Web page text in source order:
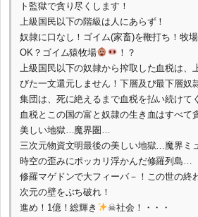
ト監獄で貪り尽くします！
上級国民以下の階級は人にあらず！
奴隷に口なし！ゴイム(家畜)を鞭打ち！牧
OK？ゴイム猿牧場
！？
上級国民以下の奴隷から搾取した血税は、
びた一文還元しません！下層及び最下層奴
集団は、死に絶えるまで血税を払い続けて
血税とこの国の富と奴隷の生き血はすべて
美しい地獄…魔界圏…
三次元物資文明最後の美しい地獄…魔界ミ
時空の歪みにポッカリ浮かんだ修羅列島…
修羅マゲドンで大フィーバ－！この世の終
次元の壁をぶち破れ！
進め！1億！総輝き
☠社会！・・・